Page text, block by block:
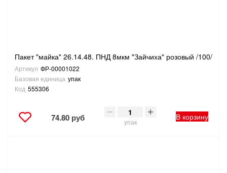
Пакет "майка" 26.14.48. ПНД 8мкм "Зайчиха" розовый /100/
Артикул ФР-00001022
Базовая единица упак
Код 555306
74.80 руб упак
В корзину